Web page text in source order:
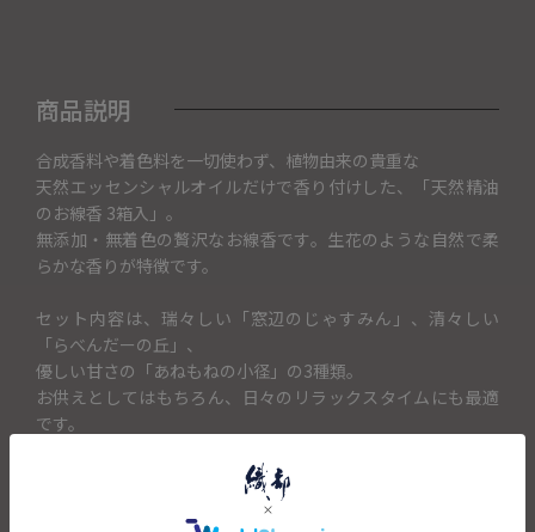
商品説明
合成香料や着色料を一切使わず、植物由来の貴重な
天然エッセンシャルオイルだけで香り付けした、「天然精油
のお線香 3箱入」。
無添加・無着色の贅沢なお線香です。生花のような自然で柔
らかな香りが特徴です。
セット内容は、瑞々しい「窓辺のじゃすみん」、清々しい
「らべんだーの丘」、
優しい甘さの「あねもねの小径」の3種類。
お供えとしてはもちろん、日々のリラックスタイムにも最適
です。
大切な方への贈り物として、格調高い桐箱に収めました。桐
箱は香りを長持ちさせるだけでなく、